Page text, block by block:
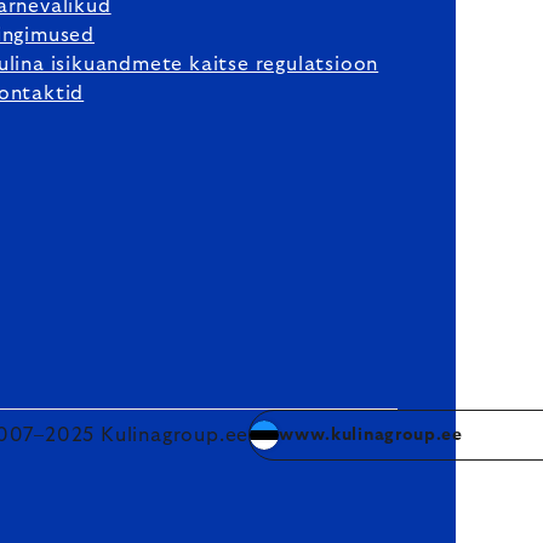
isikuandmete kaitse regulatsioon
Kulinagroup.ee www.kulinagroup.ee